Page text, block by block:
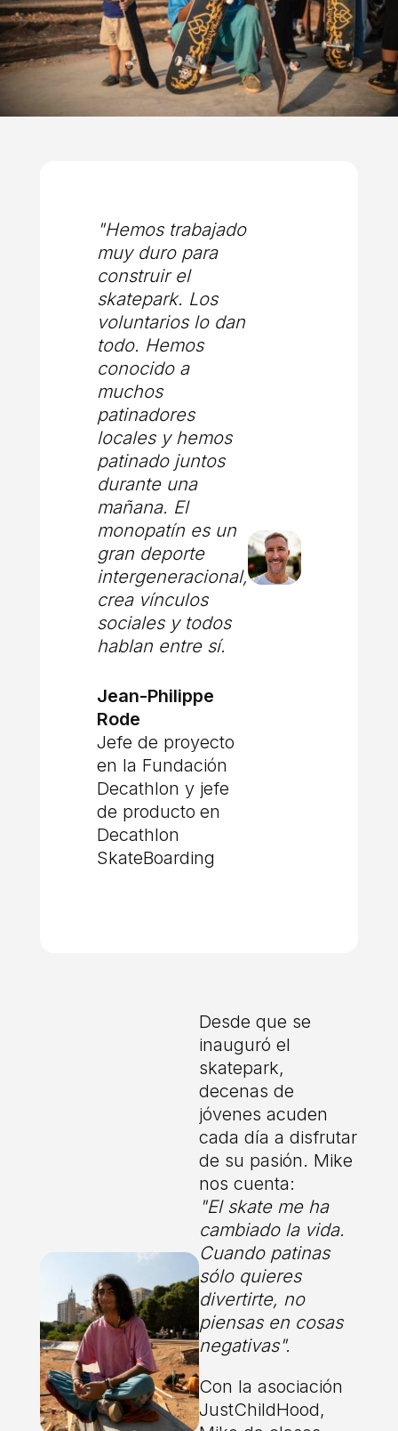
"Hemos trabajado
muy duro para
construir el
skatepark. Los
voluntarios lo dan
todo. Hemos
conocido a
muchos
patinadores
locales y hemos
patinado juntos
durante una
mañana. El
monopatín es un
gran deporte
intergeneracional,
crea vínculos
sociales y todos
hablan entre sí.
Jean-Philippe
Rode
Jefe de proyecto
en la Fundación
Decathlon y jefe
de producto en
Decathlon
SkateBoarding
Desde que se
inauguró el
skatepark,
decenas de
jóvenes acuden
cada día a disfrutar
de su pasión. Mike
nos cuenta:
"El skate me ha
cambiado la vida.
Cuando patinas
sólo quieres
divertirte, no
piensas en cosas
negativas".
Con la asociación
JustChildHood,